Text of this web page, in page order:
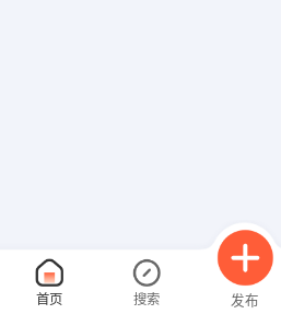
首页 搜索 发布